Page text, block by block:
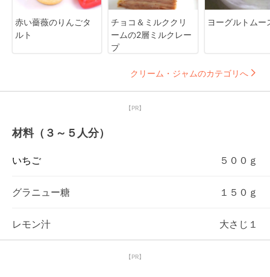
赤い薔薇のりんごタ
ルト
チョコ＆ミルククリ
ームの2層ミルクレー
プ
ヨーグルトムー
クリーム・ジャムのカテゴリへ
【PR】
材料（３～５人分）
いちご ５００ｇ
グラニュー糖 １５０ｇ
レモン汁 大さじ１
【PR】